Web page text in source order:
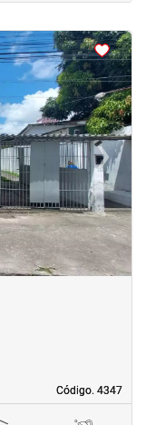
›Next
Código. 4347
Código. 4347